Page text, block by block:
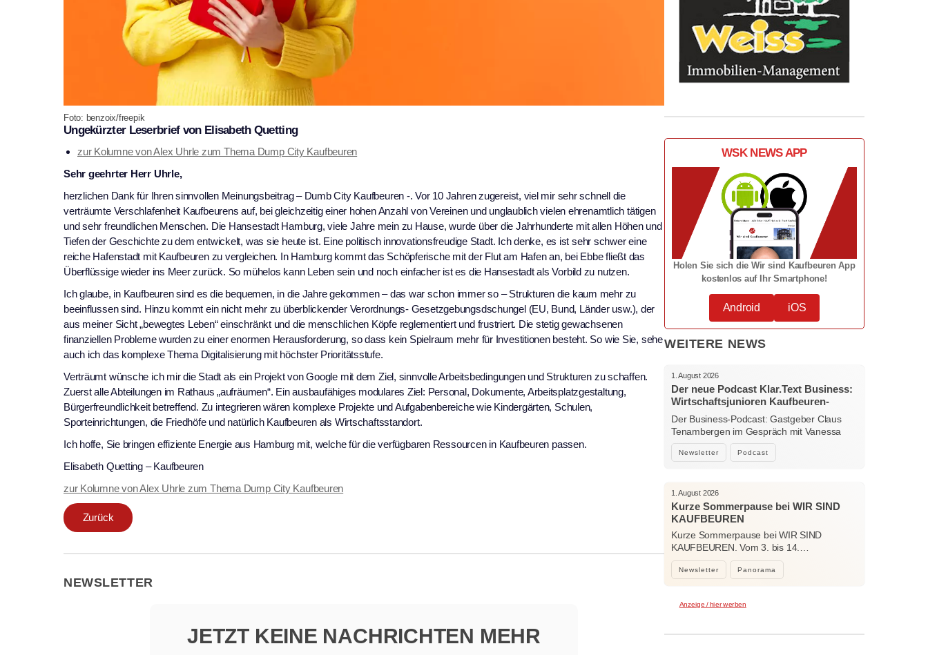
Foto: benzoix/freepik
Ungekürzter Leserbrief von Elisabeth Quetting
zur Kolumne von Alex Uhrle zum Thema Dump City Kaufbeuren
Sehr geehrter Herr Uhrle,
herzlichen Dank für Ihren sinnvollen Meinungsbeitrag – Dumb City Kaufbeuren -. Vor 10 Jahren zugereist, viel mir sehr schnell die
verträumte Verschlafenheit Kaufbeurens auf, bei gleichzeitig einer hohen Anzahl von Vereinen und unglaublich vielen ehrenamtlich tätigen
und sehr freundlichen Menschen. Die Hansestadt Hamburg, viele Jahre mein zu Hause, wurde über die Jahrhunderte mit allen Höhen und
Tiefen der Geschichte zu dem entwickelt, was sie heute ist. Eine politisch innovationsfreudige Stadt. Ich denke, es ist sehr schwer eine
reiche Hafenstadt mit Kaufbeuren zu vergleichen. In Hamburg kommt das Schöpferische mit der Flut am Hafen an, bei Ebbe fließt das
Überflüssige wieder ins Meer zurück. So mühelos kann Leben sein und noch einfacher ist es die Hansestadt als Vorbild zu nutzen.
Ich glaube, in Kaufbeuren sind es die bequemen, in die Jahre gekommen – das war schon immer so – Strukturen die kaum mehr zu
beeinflussen sind. Hinzu kommt ein nicht mehr zu überblickender Verordnungs- Gesetzgebungsdschungel (EU, Bund, Länder usw.), der
aus meiner Sicht „bewegtes Leben“ einschränkt und die menschlichen Köpfe reglementiert und frustriert. Die stetig gewachsenen
finanziellen Probleme wurden zu einer enormen Herausforderung, so dass kein Spielraum mehr für Investitionen besteht. So wie Sie, sehe
auch ich das komplexe Thema Digitalisierung mit höchster Prioritätsstufe.
Verträumt wünsche ich mir die Stadt als ein Projekt von Google mit dem Ziel, sinnvolle Arbeitsbedingungen und Strukturen zu schaffen.
Zuerst alle Abteilungen im Rathaus „aufräumen“. Ein ausbaufähiges modulares Ziel: Personal, Dokumente, Arbeitsplatzgestaltung,
Bürgerfreundlichkeit betreffend. Zu integrieren wären komplexe Projekte und Aufgabenbereiche wie Kindergärten, Schulen,
Sporteinrichtungen, die Friedhöfe und natürlich Kaufbeuren als Wirtschaftsstandort.
Ich hoffe, Sie bringen effiziente Energie aus Hamburg mit, welche für die verfügbaren Ressourcen in Kaufbeuren passen.
Elisabeth Quetting – Kaufbeuren
zur Kolumne von Alex Uhrle zum Thema Dump City Kaufbeuren
Zurück
NEWSLETTER
JETZT KEINE NACHRICHTEN MEHR
WSK NEWS APP
Holen Sie sich die Wir sind Kaufbeuren App
kostenlos auf Ihr Smartphone!
Android iOS
WEITERE NEWS
Newsletter Podcast
1. August 2026
Der neue Podcast Klar.Text Business:
Wirtschaftsjunioren Kaufbeuren-
Ostallgäu – Menschen, Ideen und
starke Verbindungen
Der Business-Podcast: Gastgeber Claus
Tenambergen im Gespräch mit Vanessa
Bockhorni…
Newsletter Panorama
1. August 2026
Kurze Sommerpause bei WIR SIND
KAUFBEUREN
Kurze Sommerpause bei WIR SIND
KAUFBEUREN. Vom 3. bis 14.…
Anzeige / hier werben